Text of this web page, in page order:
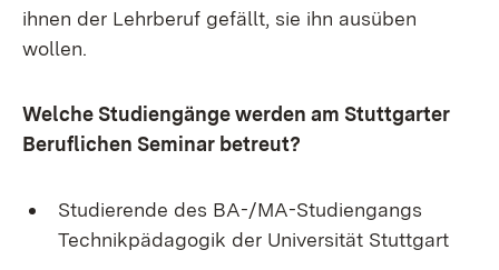
ihnen der Lehrberuf gefällt, sie ihn ausüben
wollen.
Welche Studiengänge werden am Stuttgarter
Beruflichen Seminar betreut?
Studierende des BA-/MA-Studiengangs
Technikpädagogik der Universität Stuttgart